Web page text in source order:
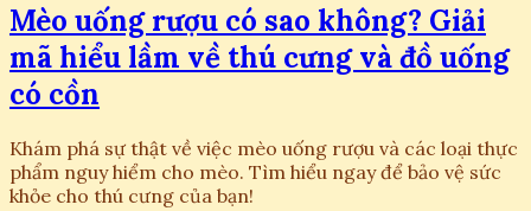
Mèo uống rượu có sao không? Giải
mã hiểu lầm về thú cưng và đồ uống
có cồn
Khám phá sự thật về việc mèo uống rượu và các loại thực
phẩm nguy hiểm cho mèo. Tìm hiểu ngay để bảo vệ sức
khỏe cho thú cưng của bạn!